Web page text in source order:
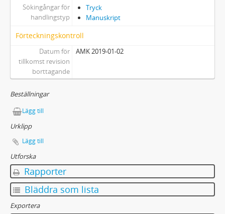
Sökingångar för
handlingstyp
Tryck
Manuskript
Förteckningskontroll
Datum för
tillkomst revision
borttagande
AMK 2019-01-02
Beställningar
Lägg till
Urklipp
Lägg till
Utforska
Rapporter
Bläddra som lista
Exportera